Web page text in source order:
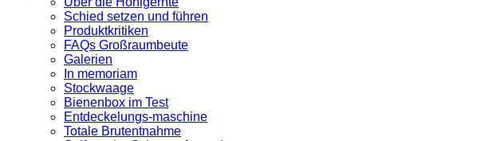
Schied setzen und führen
Produktkritiken
FAQs Großraumbeute
Galerien
In memoriam
Stockwaage
Bienenbox im Test
Entdeckelungs-maschine
Totale Brutentnahme